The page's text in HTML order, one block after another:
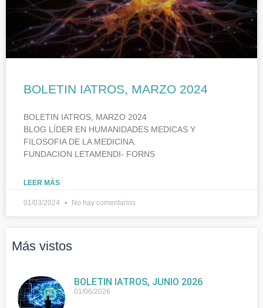
BOLETIN IATROS, MARZO 2024
BOLETIN IATROS, MARZO 2024
BLOG LÍDER EN HUMANIDADES MEDICAS Y
FILOSOFIA DE LA MEDICINA.
FUNDACION LETAMENDI- FORNS
LEER MÁS
01/03/2024 No hay comentarios
Más vistos
BOLETIN IATROS, JUNIO 2026
01/06/2026